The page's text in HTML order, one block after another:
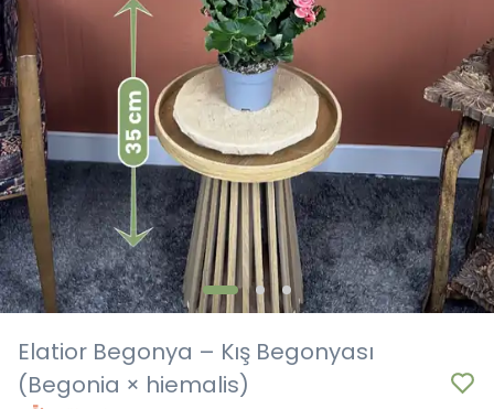
Elatior Begonya – Kış Begonyası
(Begonia × hiemalis)